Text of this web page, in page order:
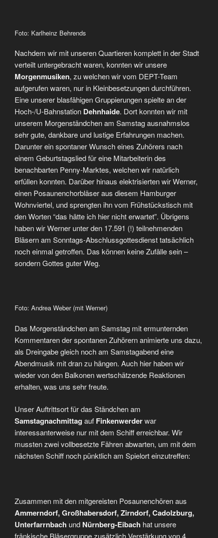
Foto: Karlheinz Behrends
Nachdem wir mit unseren Quartieren komplett in der Stadt
verteilt untergebracht waren, konnten wir unsere
Morgenmusiken, zu welchen wir vom DEPT-Team
aufgerufen waren, nur in Kleinbesetzungen durchführen.
Eine unserer blasfähigen Gruppierungen spielte an der
Hoch-/U-Bahnstation Dehnhaide. Dort konnten wir mit
unserem Morgenständchen am Samstag ausnahmslos
sehr gute, dankbare und lustige Erfahrungen machen.
Darunter ein spontaner Wunsch eines Zuhörers nach
einem Geburtstagslied für eine Mitarbeiterin des
benachbarten Penny-Marktes, welchen wir natürlich
erfüllen konnten. Darüber hinaus elektrisierten wir Werner,
einen Posaunenchorbläser aus diesem Hamburger
Wohnviertel, und sprengten ihn vom Frühstückstisch mit
den Worten “das hätte ich hier nicht erwartet”. Übrigens
haben wir Werner unter den 17.591 (!) teilnehmenden
Bläsern am Sonntags-Abschlussgottesdienst tatsächlich
noch einmal getroffen. Das können keine Zufälle sein –
sondern Gottes guter Weg.
Foto: Andrea Weber (mit Werner)
Das Morgenständchen am Samstag mit ermunternden
Kommentaren der spontanen Zuhörern animierte uns dazu,
als Dreingabe gleich noch am Samstagabend eine
Abendmusik mit dran zu hängen. Auch hier haben wir
wieder von den Balkonen wertschätzende Reaktionen
erhalten, was uns sehr freute.
Unser Auftrittsort für das Ständchen am
Samstagnachmittag auf Finkenwerderwar
interessanterweise nur mit dem Schiff erreichbar. Wir
mussten zwei vollbesetzte Fähren abwarten, um mit dem
nächsten Schiff noch pünktlich am Spielort einzutreffen:
Zusammen mit den mitgereisten Posaunenchören aus
Ammerndorf, Großhabersdorf, Zirndorf, Cadolzburg,
Unterfarrnbach und Nürnberg-Eibach hat unsere
fränkische Bläsergruppe zusätzlich Verstärkung von 4